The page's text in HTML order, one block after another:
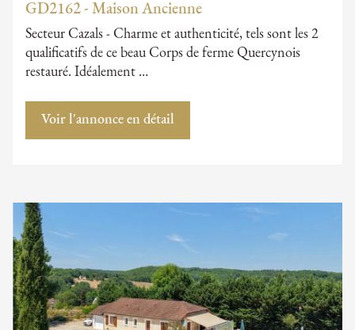
GD2162 - Maison Ancienne
Secteur Cazals - Charme et authenticité, tels sont les 2
qualificatifs de ce beau Corps de ferme Quercynois
restauré. Idéalement …
Voir l'annonce en détail